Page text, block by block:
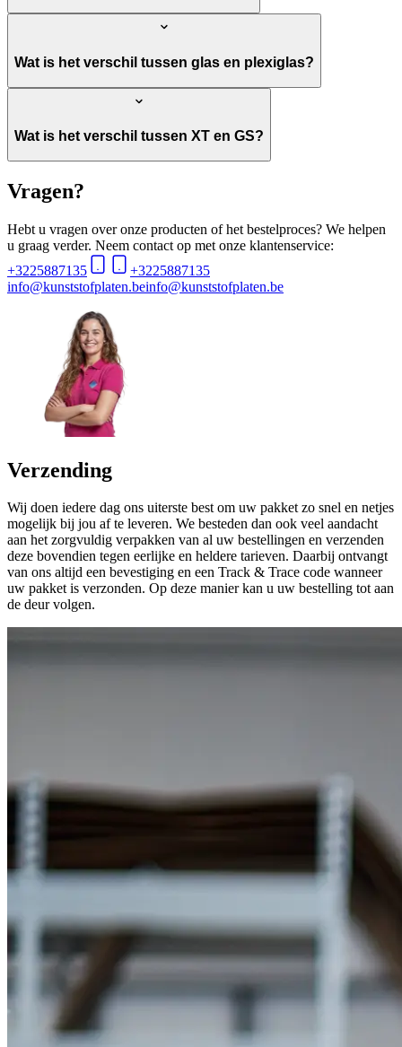
Wat is het verschil tussen glas en plexiglas?
Wat is het verschil tussen XT en GS?
Vragen?
Hebt u vragen over onze producten of het bestelproces? We helpen
u graag verder. Neem contact op met onze klantenservice:
+3225887135
+3225887135
info@kunststofplaten.beinfo@kunststofplaten.be
Verzending
Wij doen iedere dag ons uiterste best om uw pakket zo snel en netjes
mogelijk bij jou af te leveren. We besteden dan ook veel aandacht
aan het zorgvuldig verpakken van al uw bestellingen en verzenden
deze bovendien tegen eerlijke en heldere tarieven. Daarbij ontvangt
van ons altijd een bevestiging en een Track & Trace code wanneer
uw pakket is verzonden. Op deze manier kan u uw bestelling tot aan
de deur volgen.